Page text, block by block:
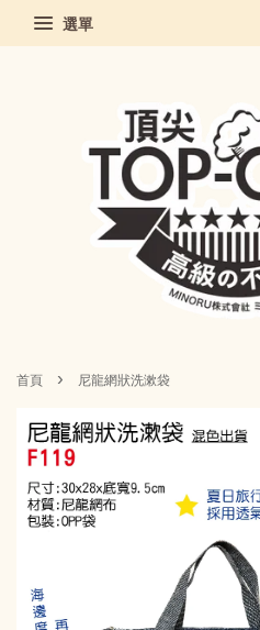
選單
首頁 › 尼龍網狀洗漱袋